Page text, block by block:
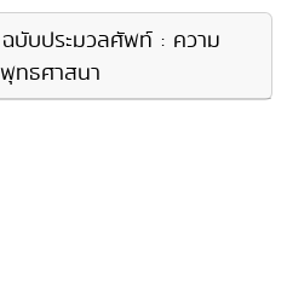
บับประมวลศัพท์ : ความ
ทธศาสนา